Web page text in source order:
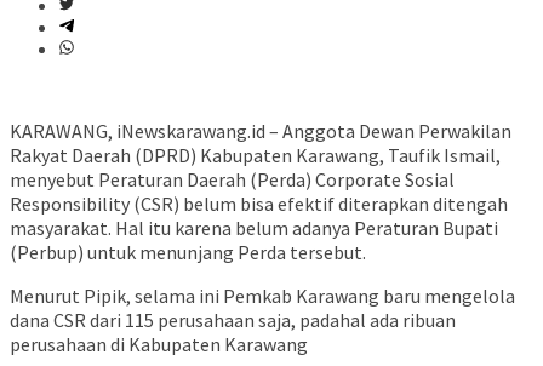
KARAWANG, iNewskarawang.id – Anggota Dewan Perwakilan
Rakyat Daerah (DPRD) Kabupaten Karawang, Taufik Ismail,
menyebut Peraturan Daerah (Perda) Corporate Sosial
Responsibility (CSR) belum bisa efektif diterapkan ditengah
masyarakat. Hal itu karena belum adanya Peraturan Bupati
(Perbup) untuk menunjang Perda tersebut.
Menurut Pipik, selama ini Pemkab Karawang baru mengelola
dana CSR dari 115 perusahaan saja, padahal ada ribuan
perusahaan di Kabupaten Karawang